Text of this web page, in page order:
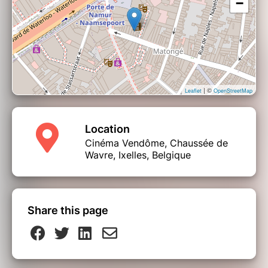
−
Leaflet | ©OpenStreetMap
Location
Cinéma Vendôme, Chaussée de
Wavre, Ixelles, Belgique
Share this page